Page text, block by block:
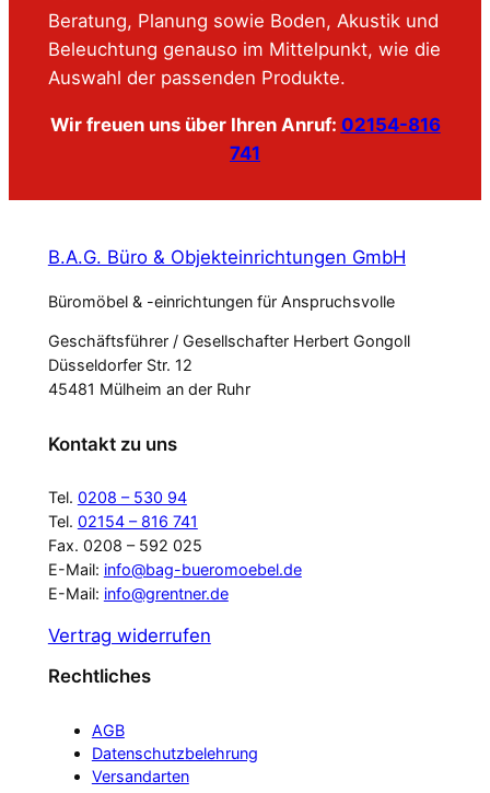
Beratung, Planung sowie Boden, Akustik und
Beleuchtung genauso im Mittelpunkt, wie die
Auswahl der passenden Produkte.
Wir freuen uns über Ihren Anruf: 02154-816
741
B.A.G. Büro & Objekteinrichtungen GmbH
Büromöbel & -einrichtungen für Anspruchsvolle
Geschäftsführer / Gesellschafter Herbert Gongoll
Düsseldorfer Str. 12
45481 Mülheim an der Ruhr
Kontakt zu uns
Tel. 0208 – 530 94
Tel. 02154 – 816 741
Fax. 0208 – 592 025
E-Mail: info@bag-bueromoebel.de
E-Mail: info@grentner.de
Vertrag widerrufen
Rechtliches
AGB
Datenschutzbelehrung
Versandarten